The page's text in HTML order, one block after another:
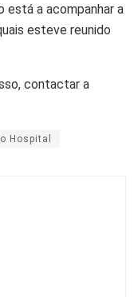
a acompanhar a
esteve reunido
contactar a
Hospital